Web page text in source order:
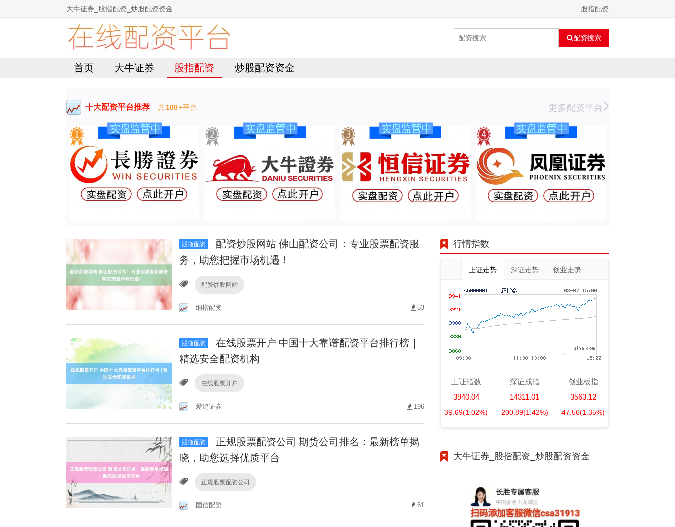
大牛证券_股指配资_炒股配资资金 股指配资
配资搜索
首页 大牛证券 股指配资 炒股配资资金
十大配资平台推荐 共100+平台 更多配资平台
股指配资
配资炒股网站 佛山配资公司：专业股票配资服
务，助您把握市场机遇！
配资炒股网站
细楷配资 53
股指配资
在线股票开户 中国十大靠谱配资平台排行榜 |
精选安全配资机构
在线股票开户
爱建证券 196
股指配资
正规股票配资公司 期货公司排名：最新榜单揭
晓，助您选择优质平台
正规股票配资公司
国信配资 61
行情指数
上证走势 深证走势 创业走势
上证指数
3940.04
39.69(1.02%)
深证成指
14311.01
200.89(1.42%)
创业板指
3563.12
47.56(1.35%)
大牛证券_股指配资_炒股配资资金